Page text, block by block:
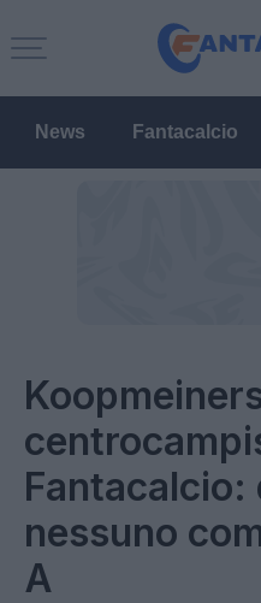
News Fantacalcio
Fantacalcio:
nessuno
A